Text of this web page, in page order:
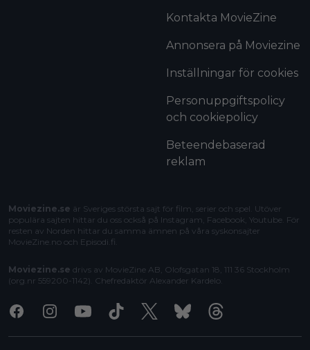
Kontakta MovieZine
Annonsera på Moviezine
Inställningar för cookies
Personuppgiftspolicy
och cookiepolicy
Beteendebaserad
reklam
Moviezine.se är Sveriges största sajt för film, serier och spel. Utöver
populära sajten hittar du oss också på Instagram, Facebook, Youtube. För
resten av Norden hittar du samma ämnen på våra syskonsajter
MovieZine.no och Episodi.fi
Moviezine.se drivs av MovieZine AB, Olofsgatan 18, 111 36 Stockholm
(org.nr 559200-1142). Chefredaktör Alexander Kardelo
FacebookInstagramYoutubeTiktok X BlueskyThreads